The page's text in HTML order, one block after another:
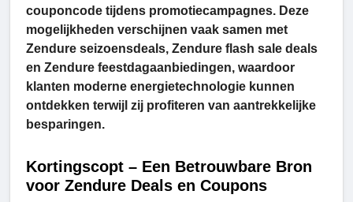
couponcode tijdens promotiecampagnes. Deze
mogelijkheden verschijnen vaak samen met
Zendure seizoensdeals, Zendure flash sale deals
en Zendure feestdagaanbiedingen, waardoor
klanten moderne energietechnologie kunnen
ontdekken terwijl zij profiteren van aantrekkelijke
besparingen.
Kortingscopt – Een Betrouwbare Bron
voor Zendure Deals en Coupons